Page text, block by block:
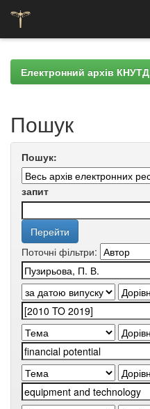
navigationЕлектронний архів КНУТД
Пошук
Пошук:
запит
Поточні фільтри: